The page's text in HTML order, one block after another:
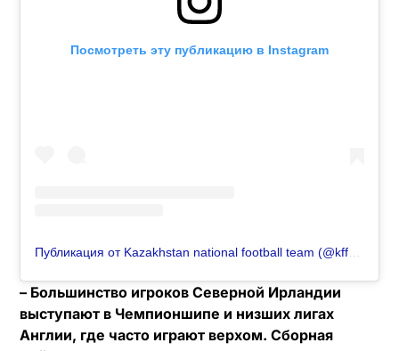
Посмотреть эту публикацию в Instagram
– Большинство игроков Северной Ирландии
выступают в Чемпионшипе и низших лигах
Англии, где часто играют верхом. Сборная